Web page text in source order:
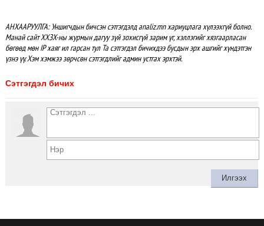
АНХААРУУЛГА: Уншигчдын бичсэн сэтгэгдэлд analiz.mn хариуцлага хүлээхгүй болно.
Манай сайт ХХЗХ-ны журмын дагуу зүй зохисгүй зарим үг, хэллэгийг хязгаарласан
бөгөөд мөн IP хаяг ил гарсан тул Та сэтгэгдэл бичихдээ бусдын эрх ашгийг хүндэтгэн
үзнэ үү. Хэм хэмжээ зөрчсөн сэтгэгдлийг админ устгах эрхтэй.
Сэтгэгдэл бичих